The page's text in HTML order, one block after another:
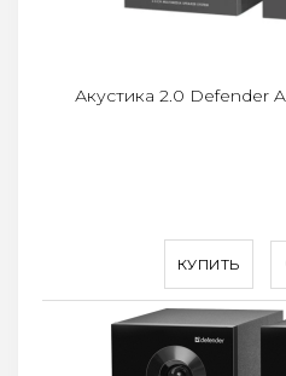
КУПИТЬ
Акустика 2.0 Defender